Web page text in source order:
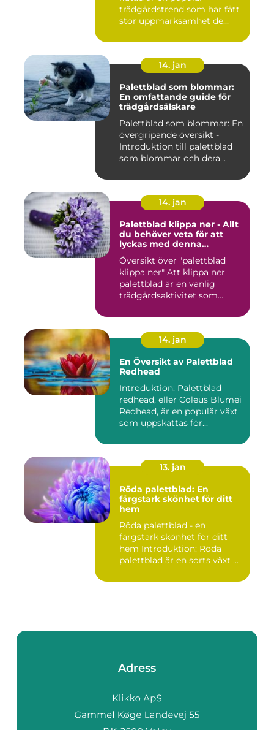
trädgårdstrend som har fått
stor uppmärksamhet de...
14. jan
Palettblad som blommar:
En omfattande guide för
trädgårdsälskare
Palettblad som blommar: En
övergripande översikt -
Introduktion till palettblad
som blommar och dera...
14. jan
Palettblad klippa ner - Allt
du behöver veta för att
lyckas med denna
populära trädgårdsaktivitet
Översikt över "palettblad
klippa ner" Att klippa ner
palettblad är en vanlig
trädgårdsaktivitet som...
14. jan
En Översikt av Palettblad
Redhead
Introduktion: Palettblad
redhead, eller Coleus Blumei
Redhead, är en populär växt
som uppskattas för...
13. jan
Röda palettblad: En
färgstark skönhet för ditt
hem
Röda palettblad - en
färgstark skönhet för ditt
hem Introduktion: Röda
palettblad är en sorts växt ...
Adress